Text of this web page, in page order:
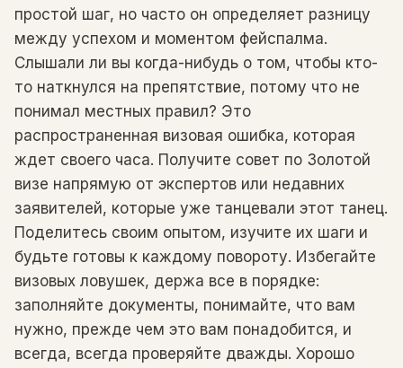
простой шаг, но часто он определяет разницу
между успехом и моментом фейспалма.
Слышали ли вы когда-нибудь о том, чтобы кто-
то наткнулся на препятствие, потому что не
понимал местных правил? Это
распространенная визовая ошибка, которая
ждет своего часа. Получите совет по Золотой
визе напрямую от экспертов или недавних
заявителей, которые уже танцевали этот танец.
Поделитесь своим опытом, изучите их шаги и
будьте готовы к каждому повороту. Избегайте
визовых ловушек, держа все в порядке:
заполняйте документы, понимайте, что вам
нужно, прежде чем это вам понадобится, и
всегда, всегда проверяйте дважды. Хорошо